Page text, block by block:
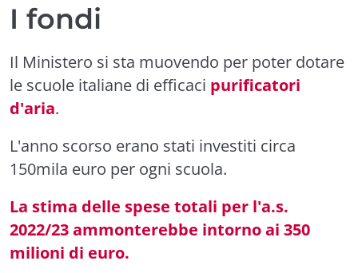
I fondi
Il Ministero si sta muovendo per poter dotare
le scuole italiane di efficaci purificatori
d'aria.
L'anno scorso erano stati investiti circa
150mila euro per ogni scuola.
La stima delle spese totali per l'a.s.
2022/23 ammonterebbe intorno ai 350
milioni di euro.